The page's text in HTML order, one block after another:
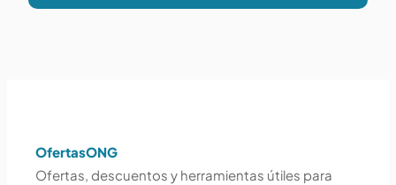
OfertasONG
Ofertas, descuentos y herramientas útiles para